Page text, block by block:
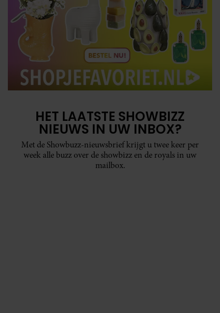
HET LAATSTE SHOWBIZZ
NIEUWS IN UW INBOX?
Met de Showbuzz-nieuwsbrief krijgt u twee keer per
week alle buzz over de showbizz en de royals in uw
mailbox.